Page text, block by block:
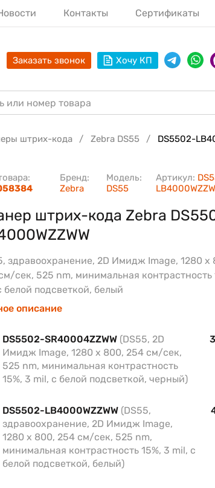
Контакты Сертификаты
Заказать звонок Хочу КП
штрих-кода Zebra DS55 DS5502-
Бренд:
Zebra
Модель:
DS55
Артикул:
штрих-кода Zebra
здравоохранение, 2D Имидж Image, 1280 x
сек, 525 nm, минимальная контрастность
белой подсветкой, белый
описание
DS5502-SR40004ZZWW (DS55, 2D
Имидж Image, 1280 x 800, 254 см/сек,
525 nm, минимальная контрастность
15%, 3 mil, с белой подсветкой, черный)
DS5502-LB4000WZZWW (DS55,
здравоохранение, 2D Имидж Image,
1280 x 800, 254 см/сек, 525 nm,
минимальная контрастность 15%, 3 mil, с
белой подсветкой, белый)